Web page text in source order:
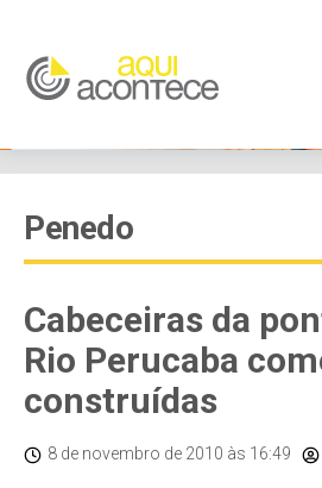
Penedo
Cabeceiras da
Rio Perucaba
construídas
8 de novembro de 2010 às 16:49